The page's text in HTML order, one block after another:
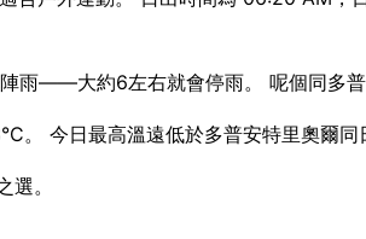
雨——大約6左右就會停雨。 呢個同多普
。 今日最高溫遠低於多普安特里奧爾同
。